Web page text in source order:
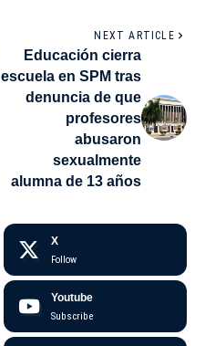
NEXT ARTICLE
Educación cierra
escuela en SPM tras
denuncia de que
profesores
abusaron
sexualmente
alumna de 13 años
X
Follow
Youtube
Subscribe